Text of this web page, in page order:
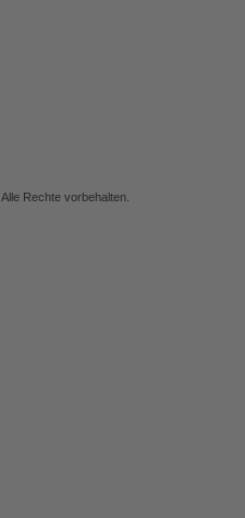
. Alle Rechte vorbehalten.